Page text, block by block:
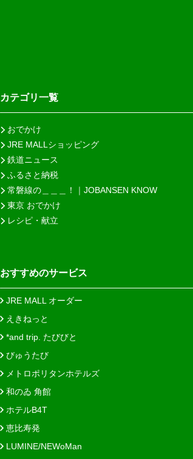
カテゴリ一覧
おでかけ
JRE MALLショッピング
鉄道ニュース
ふるさと納税
常磐線の＿＿＿！｜JOBANSEN KNOW
東京 おでかけ
レシピ・献立
おすすめのサービス
JRE MALL オーダー
えきねっと
*and trip. たびびと
びゅうたび
メトロポリタンホテルズ
和のゐ 角館
ホテルB4T
恵比寿発
LUMINE/NEWoMan